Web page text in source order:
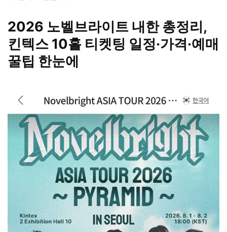
2026 노벨브라이트 내한 총정리,
킨텍스 10홀 티켓팅 일정·가격·예매
꿀팁 한눈에